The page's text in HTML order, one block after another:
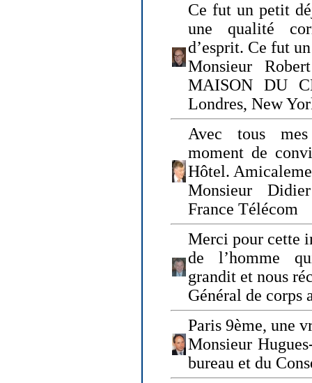
Ce fut un petit
une qualité
d’esprit. Ce fut
Monsieur
MAISON DU
Londres, New
Avec tous
moment de
Hôtel.
Monsieur
France Télécom
Merci pour cette
de l’homme
grandit et nous
Général de corps
Paris 9ème, une
Monsieur
bureau et du